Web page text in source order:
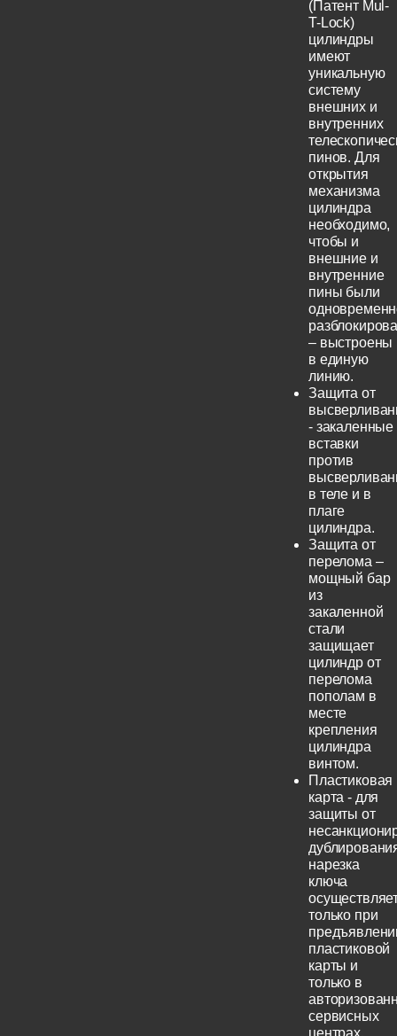
(Патент Mul-
T-Lock)
цилиндры
имеют
уникальную
систему
внешних и
внутренних
пинов. Для
открытия
механизма
цилиндра
необходимо,
чтобы и
внешние и
внутренние
пины были
– выстроены
в единую
линию.
Защита от
- закаленные
вставки
против
в теле и в
плаге
цилиндра.
Защита от
перелома –
мощный бар
из
закаленной
стали
защищает
цилиндр от
перелома
пополам в
месте
крепления
цилиндра
винтом.
Пластиковая
карта - для
защиты от
нарезка
ключа
только при
пластиковой
карты и
только в
сервисных